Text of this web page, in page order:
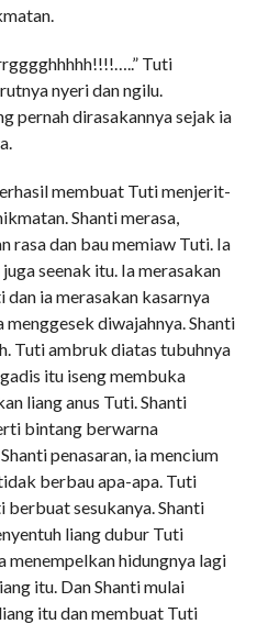
Tuti
nyeri dan ngilu.
pernah dirasakannya sejak ia
membuat Tuti menjerit-
Shanti merasa,
rasa dan bau memiaw Tuti. Ia
seenak itu. Ia merasakan
ia merasakan kasarnya
diwajahnya. Shanti
Tuti ambruk diatas tubuhnya
itu iseng membuka
liang anus Tuti. Shanti
bintang berwarna
penasaran, ia mencium
berbau apa-apa. Tuti
berbuat sesukanya. Shanti
liang dubur Tuti
menempelkan hidungnya lagi
itu. Dan Shanti mulai
itu dan membuat Tuti